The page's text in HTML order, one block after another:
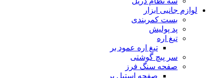
لوازم جانبی ابزار
بست کمربندی
پد پولیش
تیغ اره
تیغ اره عمود بر
سر پیچ گوشتی
صفحه سنگ فرز
صفحه استیل بر